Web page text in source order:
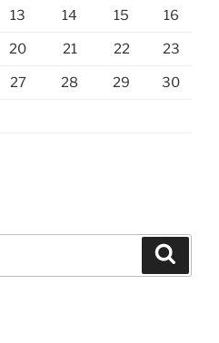
13 14 15 16
20 21 22 23
27 28 29 30